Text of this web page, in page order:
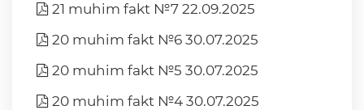
21 muhim fakt №7 22.09.2025
20 muhim fakt №6 30.07.2025
20 muhim fakt №5 30.07.2025
20 muhim fakt №4 30.07.2025